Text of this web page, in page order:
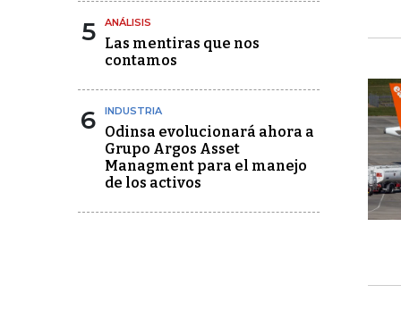
5 ANÁLISIS
Las mentiras que nos
contamos
6 INDUSTRIA
Odinsa evolucionará ahora a
Grupo Argos Asset
Managment para el manejo
de los activos